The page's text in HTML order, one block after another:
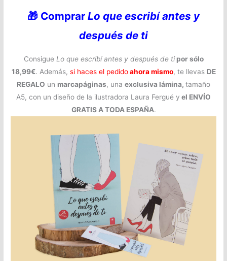
🎁 Comprar Lo que escribí antes y
después de ti
Consigue Lo que escribí antes y después de tipor sólo
18,99€. Además, si haces el pedidoahora mismo, te llevas DE
REGALO un marcapáginas, una exclusiva lámina, tamaño
A5, con un diseño de la ilustradora Laura Fergué y el ENVÍO
GRATIS A TODA ESPAÑA.